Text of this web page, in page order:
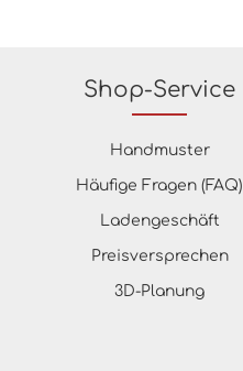
Shop-Service
Handmuster
Häufige Fragen (FAQ)
Ladengeschäft
Preisversprechen
3D-Planung